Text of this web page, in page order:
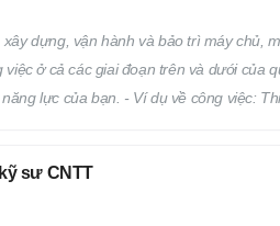
dựng, vận hành và bảo trì máy chủ,
việc ở cả các giai đoạn trên và dưới của
lực của bạn. - Ví dụ về công việc:
thiết lập máy tính / điện thoại
sư CNTT